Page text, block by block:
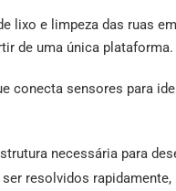
lixo e limpeza das ruas
de uma única plataforma.
conecta sensores para
necessária para
resolvidos